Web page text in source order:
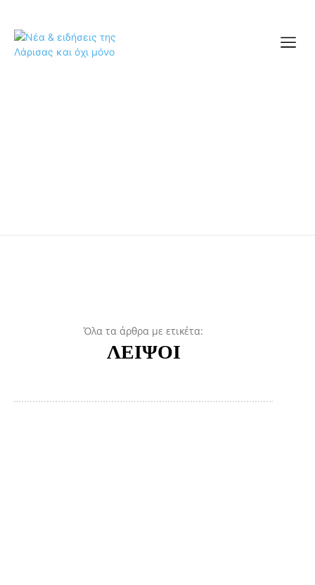
Όλα τα άρθρα με ετικέτα:
ΛΕΙΨΟΙ